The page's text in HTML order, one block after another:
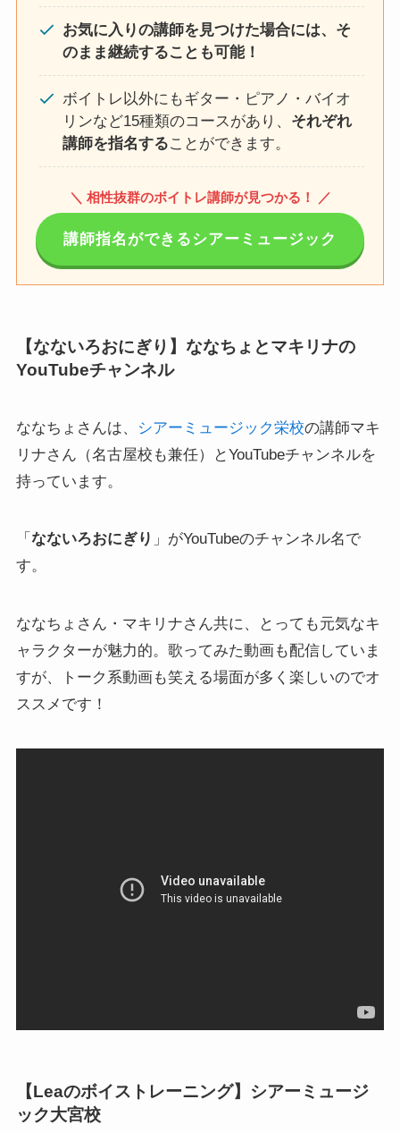
お気に入りの講師を見つけた場合には、そ
のまま継続することも可能！
ボイトレ以外にもギター・ピアノ・バイオ
リンなど15種類のコースがあり、 それぞれ
講師を指名することができます。
＼ 相性抜群のボイトレ講師が見つかる！ ／
講師指名ができるシアーミュージック
【なないろおにぎり】ななちょとマキリナの
YouTubeチャンネル
ななちょさんは、 シアーミュージック栄校の講師マキ
リナさん（名古屋校も兼任）とYouTubeチャンネルを
持っています。
「 なないろおにぎり 」がYouTubeのチャンネル名で
す。
ななちょさん・マキリナさん共に、とっても元気なキ
ャラクターが魅力的。歌ってみた動画も配信していま
すが、トーク系動画も笑える場面が多く楽しいのでオ
ススメです！
【Leaのボイストレーニング】シアーミュージ
ック大宮校